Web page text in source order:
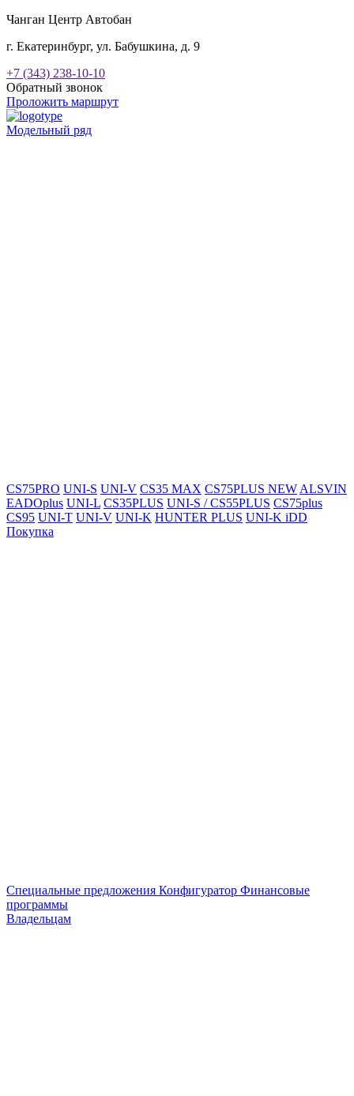
Чанган Центр Автобан
г. Екатеринбург, ул. Бабушкина, д. 9
+7 (343) 238-10-10
Обратный звонок
Проложить маршрут
Модельный ряд
CS75PRO UNI-S UNI-V CS35 MAX CS75PLUS NEW ALSVIN
EADOplus UNI-L CS35PLUS UNI-S / CS55PLUS CS75plus
CS95 UNI-T UNI-V UNI-K HUNTER PLUS UNI-K iDD
Покупка
Специальные предложения Конфигуратор Финансовые
программы
Владельцам